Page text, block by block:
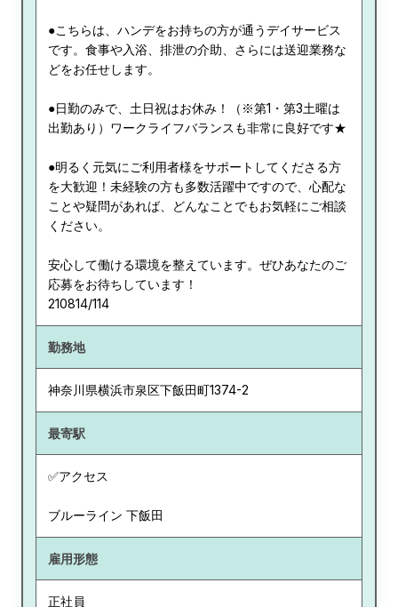
●こちらは、ハンデをお持ちの方が通うデイサービス
です。食事や入浴、排泄の介助、さらには送迎業務な
どをお任せします。
●日勤のみで、土日祝はお休み！（※第1・第3土曜は
出勤あり）ワークライフバランスも非常に良好です★
●明るく元気にご利用者様をサポートしてくださる方
を大歓迎！未経験の方も多数活躍中ですので、心配な
ことや疑問があれば、どんなことでもお気軽にご相談
ください。
安心して働ける環境を整えています。ぜひあなたのご
応募をお待ちしています！
210814/114
勤務地
神奈川県横浜市泉区下飯田町1374-2
最寄駅
✅アクセス
ブルーライン 下飯田
雇用形態
正社員